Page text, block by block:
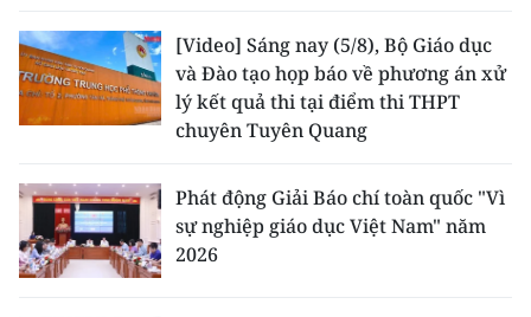
[Video] Sáng nay (5/8), Bộ Giáo dục
và Đào tạo họp báo về phương án xử
lý kết quả thi tại điểm thi THPT
chuyên Tuyên Quang
Phát động Giải Báo chí toàn quốc "Vì
sự nghiệp giáo dục Việt Nam" năm
2026